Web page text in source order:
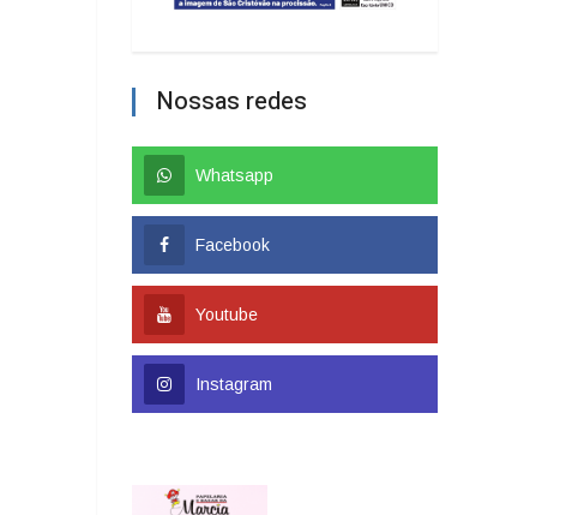
Nossas redes
Whatsapp
Facebook
Youtube
Instagram